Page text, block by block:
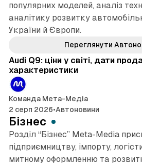
популярних моделей, аналіз
аналітику розвитку
України й Європи.
Переглянути
Audi Q9: ціни у світі, дати
характеристики
Команда Мета-Медіа
2 серп 2026•Автоновини
Бізнес
Розділ “Бізнес” Meta-Media
підприємництву, імпорту,
митному оформленню та